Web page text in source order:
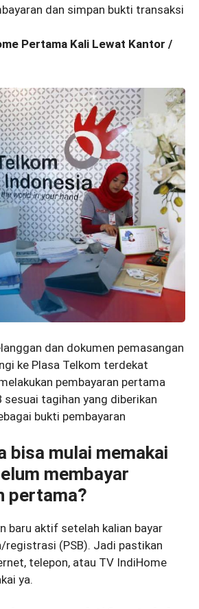
dan simpan bukti transaksi
Pertama Kali Lewat Kantor /
dan dokumen pemasangan
ke Plasa Telkom terdekat
pembayaran pertama
sesuai tagihan yang diberikan
bukti pembayaran
bisa mulai memakai
membayar
pertama?
baru aktif setelah kalian bayar
registrasi (PSB). Jadi pastikan
telepon, atau TV IndiHome
ya.